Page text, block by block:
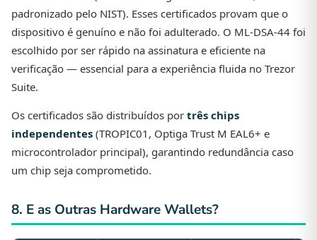
padronizado pelo NIST). Esses certificados provam que o
dispositivo é genuíno e não foi adulterado. O ML-DSA-44 foi
escolhido por ser rápido na assinatura e eficiente na
verificação — essencial para a experiência fluida no Trezor
Suite.
Os certificados são distribuídos por três chips
independentes (TROPIC01, Optiga Trust M EAL6+ e
microcontrolador principal), garantindo redundância caso
um chip seja comprometido.
8. E as Outras Hardware Wallets?